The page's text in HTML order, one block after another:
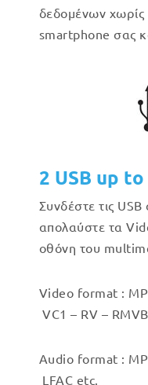
δεδομένων
smartphone σας
2 USB up to
Συνδέστε τις
απολαύστε τα
οθόνη του
Video format :
VC1 – RV –
Audio format :
LFAC etc.